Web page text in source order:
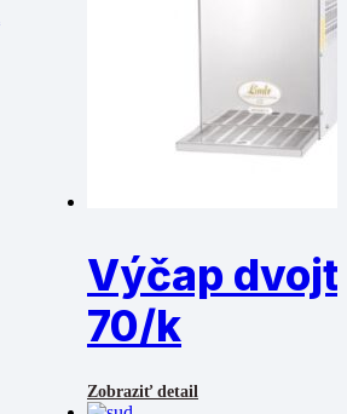
Výčap
70/k
Zobraziť detail